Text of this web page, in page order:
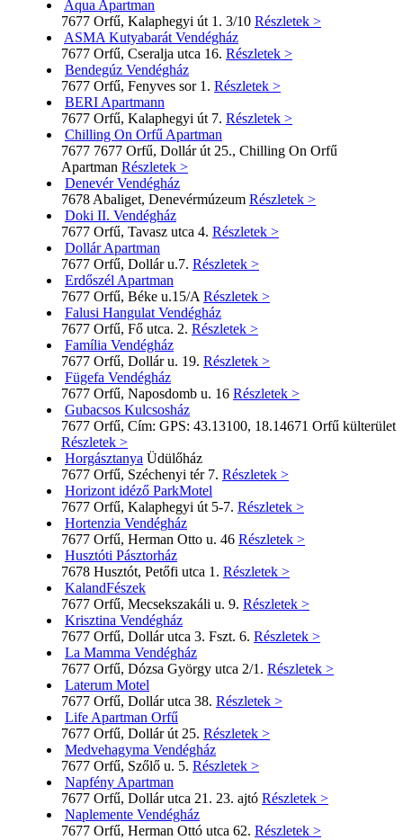
Aqua Apartman
7677 Orfű, Kalaphegyi út 1. 3/10 Részletek >
ASMA Kutyabarát Vendégház
7677 Orfű, Cseralja utca 16. Részletek >
Bendegúz Vendégház
7677 Orfű, Fenyves sor 1. Részletek >
BERI Apartmann
7677 Orfű, Kalaphegyi út 7. Részletek >
Chilling On Orfű Apartman
7677 7677 Orfű, Dollár út 25., Chilling On Orfű
Apartman Részletek >
Denevér Vendégház
7678 Abaliget, Denevérmúzeum Részletek >
Doki II. Vendégház
7677 Orfű, Tavasz utca 4. Részletek >
Dollár Apartman
7677 Orfű, Dollár u.7. Részletek >
Erdőszél Apartman
7677 Orfű, Béke u.15/A Részletek >
Falusi Hangulat Vendégház
7677 Orfű, Fő utca. 2. Részletek >
Família Vendégház
7677 Orfű, Dollár u. 19. Részletek >
Fügefa Vendégház
7677 Orfű, Naposdomb u. 16 Részletek >
Gubacsos Kulcsosház
7677 Orfű, Cím: GPS: 43.13100, 18.14671 Orfű külterület
Részletek >
Horgásztanya Üdülőház
7677 Orfű, Széchenyi tér 7. Részletek >
Horizont idéző ParkMotel
7677 Orfű, Kalaphegyi út 5-7. Részletek >
Hortenzia Vendégház
7677 Orfű, Herman Otto u. 46 Részletek >
Husztóti Pásztorház
7678 Husztót, Petőfi utca 1. Részletek >
KalandFészek
7677 Orfű, Mecsekszakáli u. 9. Részletek >
Krisztina Vendégház
7677 Orfű, Dollár utca 3. Fszt. 6. Részletek >
La Mamma Vendégház
7677 Orfű, Dózsa György utca 2/1. Részletek >
Laterum Motel
7677 Orfű, Dollár utca 38. Részletek >
Life Apartman Orfű
7677 Orfű, Dollár út 25. Részletek >
Medvehagyma Vendégház
7677 Orfű, Szőlő u. 5. Részletek >
Napfény Apartman
7677 Orfű, Dollár utca 21. 23. ajtó Részletek >
Naplemente Vendégház
7677 Orfű, Herman Ottó utca 62. Részletek >